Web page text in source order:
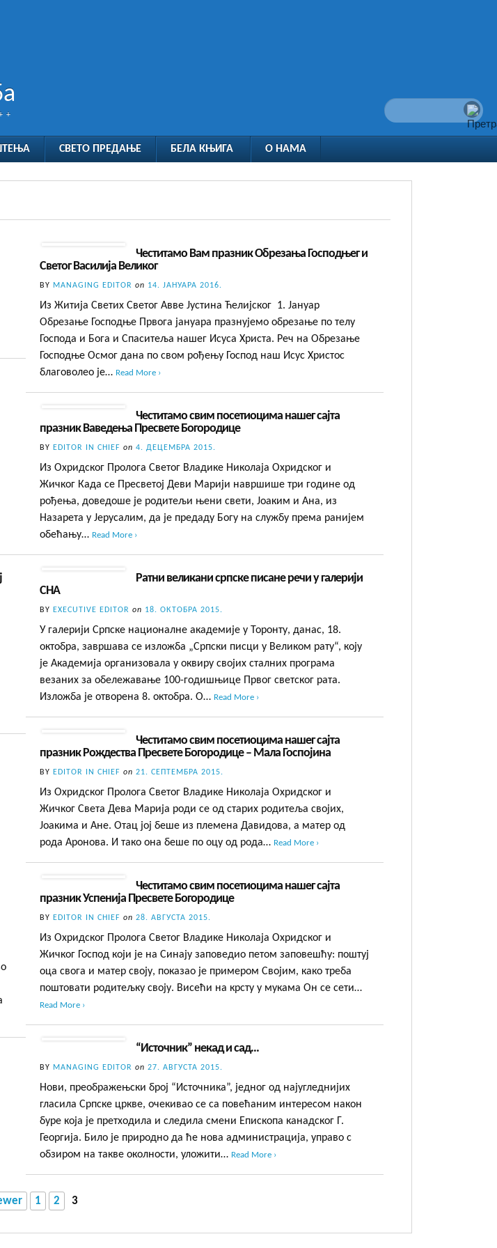
+
СВЕТО ПРЕДАЊЕ БЕЛА КЊИГА О НАМА
Честитамо Вам празник Обрезања Господњег и
Светог Василија Великог
BY MANAGING EDITOR on 14. ЈАНУАРА 2016.
Из Житија Светих Светог Авве Јустина Ћелијског 1. Jануар
Обрезање Господње Првога јануара празнујемо обрезање по телу
Господа и Бога и Спаситеља нашег Исуса Христа. Реч на Обрезање
Господње Осмог дана по свом рођењу Господ наш Исус Христос
благоволео је… Read More ›
Честитамо свим посетиоцима нашег сајта
празник Ваведења Пресвете Богородице
BY EDITOR IN CHIEF on 4. ДЕЦЕМБРА 2015.
Из Охридског Пролога Светог Владике Николаја Охридског и
Жичког Када се Пресветој Деви Марији навршише три године од
рођења, доведоше је родитељи њени свети, Јоаким и Ана, из
Назарета у Јерусалим, да је предаду Богу на службу према ранијем
обећању… Read More ›
Ратни великани српске писане речи у галерији
СНА
BY EXECUTIVE EDITOR on 18. ОКТОБРА 2015.
У галерији Српске националне академије у Торонту, данас, 18.
октобра, завршава се изложба „Српски писци у Великом рату“, коју
је Академија организовала у оквиру својих сталних програма
везаних за обележавање 100-годишњице Првог светског рата.
Изложба је отворена 8. октобра. О… Read More ›
Честитамо свим посетиоцима нашег сајта
празник Рождества Пресвете Богородице – Мала Госпојина
BY EDITOR IN CHIEF on 21. СЕПТЕМБРА 2015.
Из Охридског Пролога Светог Владике Николаја Охридског и
Жичког Света Дева Марија роди се од старих родитеља својих,
Јоакима и Ане. Отац јој беше из племена Давидова, а матер од
рода Аронова. И тако она беше по оцу од рода… Read More ›
Честитамо свим посетиоцима нашег сајта
празник Успенија Пресвете Богородице
BY EDITOR IN CHIEF on 28. АВГУСТА 2015.
Из Охридског Пролога Светог Владике Николаја Охридског и
Жичког Господ који је на Синају заповедио петом заповешћу: поштуј
оца свога и матер своју, показао је примером Својим, како треба
поштовати родитељку своју. Висећи на крсту у мукама Он се сети…
Read More ›
“Источник” некад и сад…
BY MANAGING EDITOR on 27. АВГУСТА 2015.
Нови, преображењски број “Источника”, једног од најугледнијих
гласила Српске цркве, очекивао се са повећаним интересом након
буре која је претходила и следила смени Епископа канадског Г.
Георгија. Било је природно да ће нова администрација, управо с
обзиром на такве околности, уложити… Read More ›
1 2 3